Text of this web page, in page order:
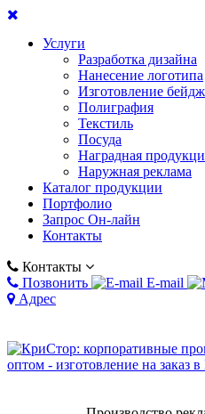
Услуги
Разработка дизайна
Нанесение логотипа
Изготовление
Полиграфия
Текстиль
Посуда
Наградная
Наружная реклама
Каталог продукции
Портфолио
Запрос Он-лайн
Контакты
Контакты
Позвонить
E-mail
Адрес